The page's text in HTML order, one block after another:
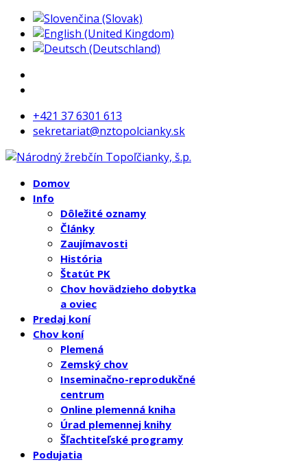
+421 37 6301 613
sekretariat@nztopolcianky.sk
Domov
Info
Dôležité oznamy
Články
Zaujímavosti
História
Štatút PK
Chov hovädzieho dobytka
a oviec
Predaj koní
Chov koní
Plemená
Zemský chov
Inseminačno-reprodukčné
centrum
Online plemenná kniha
Úrad plemennej knihy
Šľachtiteľské programy
Podujatia